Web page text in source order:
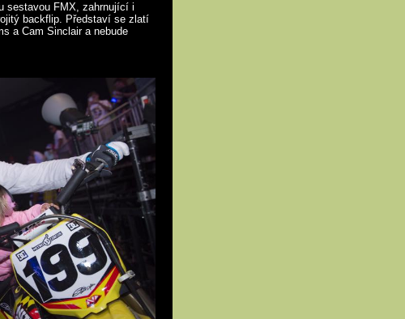
sestavou FMX, zahrnující i
backflip. Představí se zlatí
a Cam Sinclair a nebude